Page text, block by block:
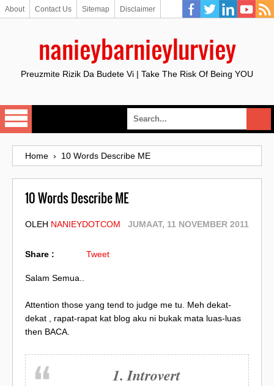
About Contact Us Sitemap Disclaimer
nanieybarnieylurviey
Preuzmite Rizik Da Budete Vi | Take The Risk Of Being YOU
Home › 10 Words Describe ME
10 Words Describe ME
OLEH NANIEYDOTCOM JUMAAT, 11 NOVEMBER 2011
Share : Tweet
Salam Semua..
Attention those yang tend to judge me tu. Meh dekat-
dekat , rapat-rapat kat blog aku ni bukak mata luas-luas
then BACA.
1. Introvert